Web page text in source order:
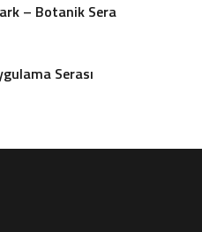
– Botanik Sera
Serası